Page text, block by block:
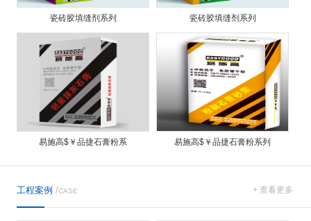
瓷砖胶填缝剂系列 瓷砖胶填缝剂系列
易施高$￥品捷石膏粉系 易施高$￥品捷石膏粉系列
工程案例 /CASE + 查看更多